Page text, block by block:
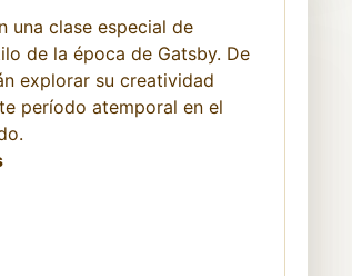
una clase especial de
de la época de Gatsby. De
explorar su creatividad
período atemporal en el